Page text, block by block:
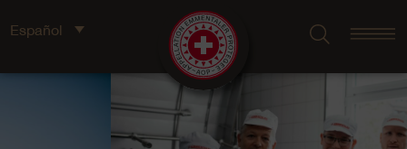
Español